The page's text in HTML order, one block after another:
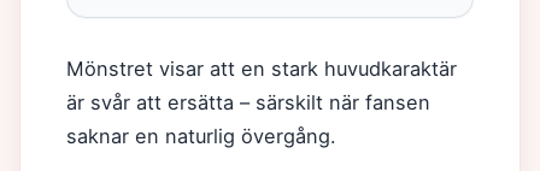
Mönstret visar att en stark huvudkaraktär
är svår att ersätta – särskilt när fansen
saknar en naturlig övergång.